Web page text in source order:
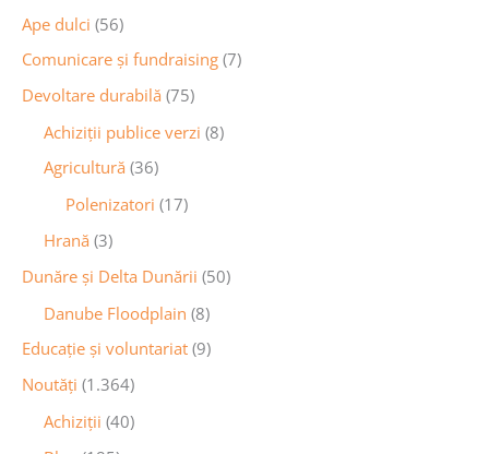
Ape dulci (56)
Comunicare și fundraising (7)
Devoltare durabilă (75)
Achiziții publice verzi (8)
Agricultură (36)
Polenizatori (17)
Hrană (3)
Dunăre și Delta Dunării (50)
Danube Floodplain (8)
Educaţie și voluntariat (9)
Noutăţi (1.364)
Achiziţii (40)